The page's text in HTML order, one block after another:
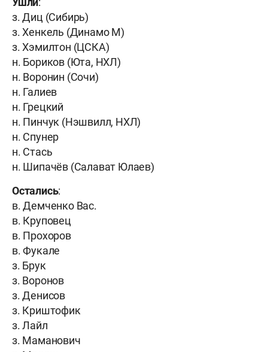
з. Диц (Сибирь)
з. Хенкель (Динамо М)
з. Хэмилтон (ЦСКА)
н. Бориков (Юта, НХЛ)
н. Воронин (Сочи)
н. Галиев
н. Грецкий
н. Пинчук (Нэшвилл, НХЛ)
н. Спунер
н. Стась
н. Шипачёв (Салават Юлаев)
Остались:
в. Демченко Вас.
в. Круповец
в. Прохоров
в. Фукале
з. Брук
з. Воронов
з. Денисов
з. Криштофик
з. Лайл
з. Маманович